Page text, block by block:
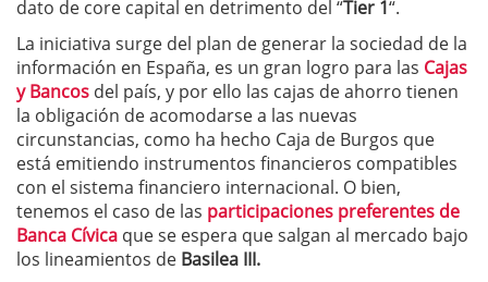
dato de core capital en detrimento del “Tier 1“.
La iniciativa surge del plan de generar la sociedad de la
información en España, es un gran logro para las Cajas
y Bancos del país, y por ello las cajas de ahorro tienen
la obligación de acomodarse a las nuevas
circunstancias, como ha hecho Caja de Burgos que
está emitiendo instrumentos financieros compatibles
con el sistema financiero internacional. O bien,
tenemos el caso de las participaciones preferentes de
Banca Cívica que se espera que salgan al mercado bajo
los lineamientos de Basilea III.